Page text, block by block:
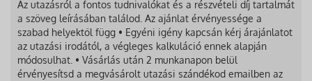
Az utazásról a fontos tudnivalókat és a részvételi díj tartalmát
a szöveg leírásában találod. Az ajánlat érvényessége a
szabad helyektől függ • Egyéni igény kapcsán kérj árajánlatot
az utazási irodától, a végleges kalkuláció ennek alapján
módosulhat. • Vásárlás után 2 munkanapon belül
érvényesítsd a megvásárolt utazási szándékod emailben az